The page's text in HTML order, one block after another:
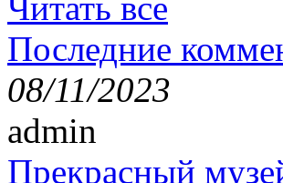
Последние
08/11/2023
admin
Прекрасный